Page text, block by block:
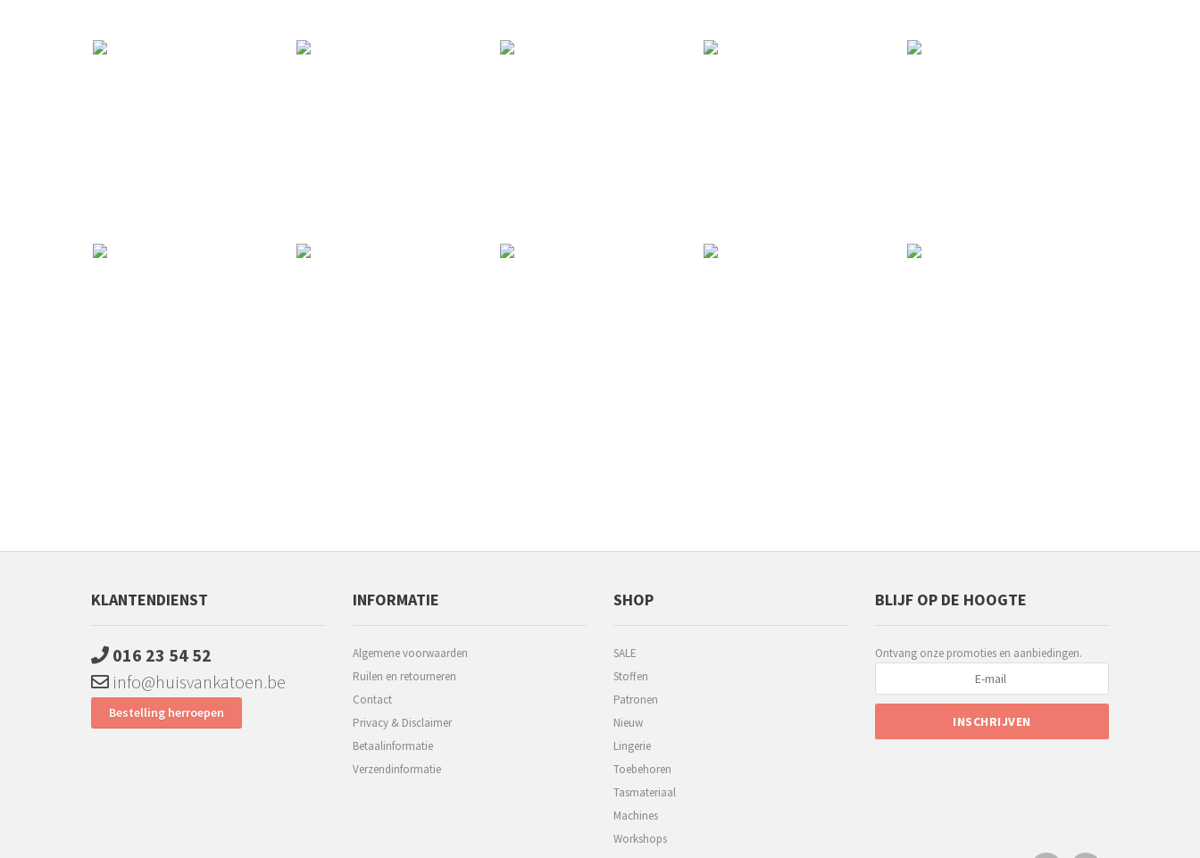
KLANTENDIENST
016 23 54 52
info@huisvankatoen.be
Bestelling herroepen
INFORMATIE
Algemene voorwaarden
Ruilen en retourneren
Contact
Privacy & Disclaimer
Betaalinformatie
Verzendinformatie
SHOP
SALE
Stoffen
Patronen
Nieuw
Lingerie
Toebehoren
Tasmateriaal
Machines
Workshops
BLIJF OP DE HOOGTE
Ontvang onze promoties en aanbiedingen.